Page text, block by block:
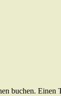
buchen. Einen